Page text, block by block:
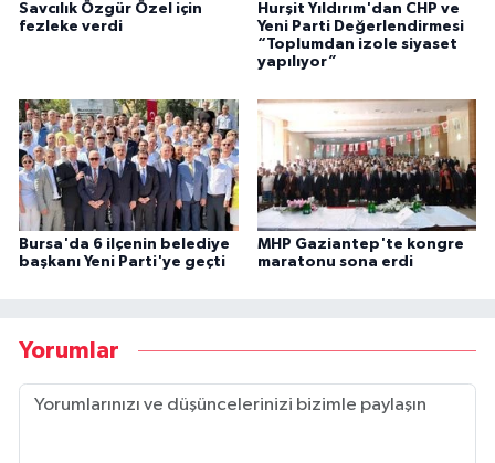
Savcılık Özgür Özel için
fezleke verdi
Hurşit Yıldırım'dan CHP ve
Yeni Parti Değerlendirmesi
“Toplumdan izole siyaset
yapılıyor”
Bursa'da 6 ilçenin belediye
başkanı Yeni Parti'ye geçti
MHP Gaziantep'te kongre
maratonu sona erdi
Yorumlar